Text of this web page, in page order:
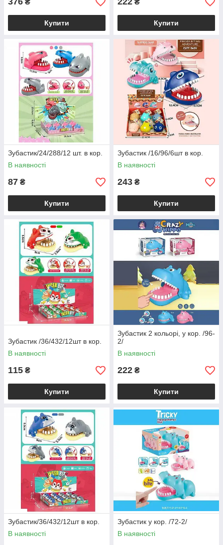
₴
Купити
₴
Купити
Зубастик/24/288/12 шт. в кор.
В наявності
87 ₴
Купити
Зубастик /16/96/6шт в кор.
В наявності
243 ₴
Купити
Зубастик /36/432/12шт в кор.
В наявності
115 ₴
Купити
Зубастик 2 кольорі, у кор. /96-
2/
В наявності
222 ₴
Купити
Зубастик/36/432/12шт в кор.
В наявності
Зубастик у кор. /72-2/
В наявності